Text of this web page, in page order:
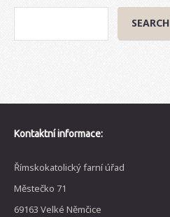
Kontaktní informace:
Římskokatolický farní úřad
Městečko 71
69163 Velké Němčice